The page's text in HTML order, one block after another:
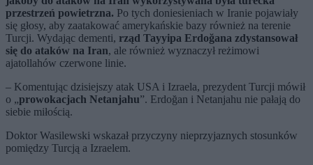
przestrzeń powietrzna. Po tych doniesieniach w Iranie pojawiały
się głosy, aby zaatakować amerykańskie bazy również na terenie
Turcji. Wydając dementi, rząd Tayyipa Erdoğana zdystansował
się do ataków na Iran, ale również wyznaczył reżimowi
ajatollahów czerwone linie.
– Komentując dzisiejszy atak USA i Izraela, prezydent Turcji mówił
o „prowokacjach Netanjahu”. Erdoğan i Netanjahu nie pałają do
siebie miłością.
Doktor Wasilewski wskazał przyczyny nieprzyjaznych stosunków
pomiędzy Turcją a Izraelem.